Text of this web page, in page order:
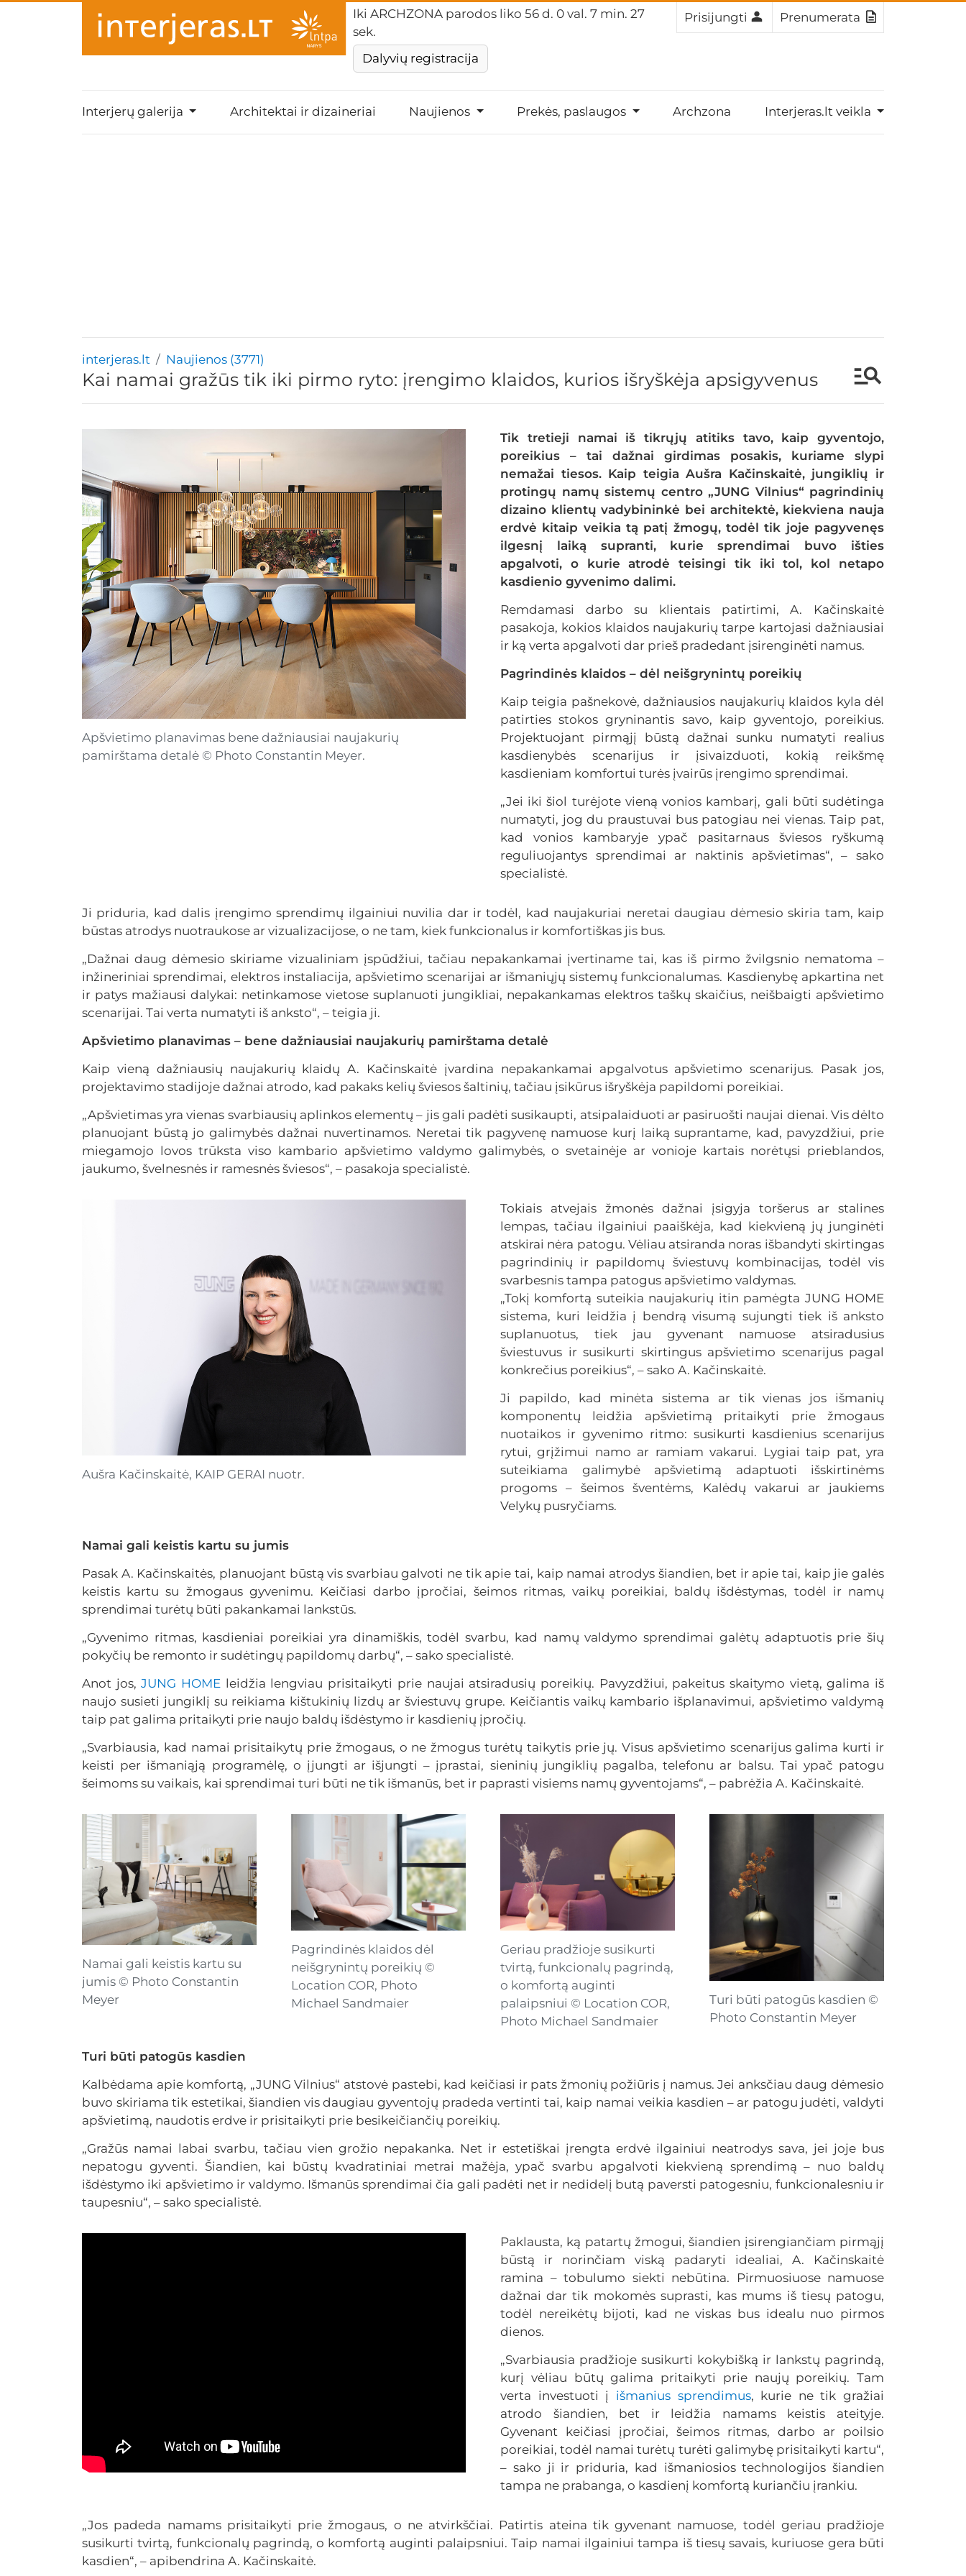
Iki ARCHZONA parodos liko 56 d. 0 val. 7 min. 26
sek.
Dalyvių registracija
Prisijungti Prenumerata
Interjerų galerija Architektai ir dizaineriai Naujienos Prekės, paslaugos Archzona Interjeras.lt veikla
interjeras.lt Naujienos (3771)
Kai namai gražūs tik iki pirmo ryto: įrengimo klaidos, kurios išryškėja apsigyvenus
Apšvietimo planavimas bene dažniausiai naujakurių
pamirštama detalė © Photo Constantin Meyer.
Tik tretieji namai iš tikrųjų atitiks tavo, kaip gyventojo,
poreikius – tai dažnai girdimas posakis, kuriame slypi
nemažai tiesos. Kaip teigia Aušra Kačinskaitė, jungiklių ir
protingų namų sistemų centro „JUNG Vilnius“ pagrindinių
dizaino klientų vadybininkė bei architektė, kiekviena nauja
erdvė kitaip veikia tą patį žmogų, todėl tik joje pagyvenęs
ilgesnį laiką supranti, kurie sprendimai buvo išties
apgalvoti, o kurie atrodė teisingi tik iki tol, kol netapo
kasdienio gyvenimo dalimi.
Remdamasi darbo su klientais patirtimi, A. Kačinskaitė
pasakoja, kokios klaidos naujakurių tarpe kartojasi dažniausiai
ir ką verta apgalvoti dar prieš pradedant įsirenginėti namus.
Pagrindinės klaidos – dėl neišgrynintų poreikių
Kaip teigia pašnekovė, dažniausios naujakurių klaidos kyla dėl
patirties stokos gryninantis savo, kaip gyventojo, poreikius.
Projektuojant pirmąjį būstą dažnai sunku numatyti realius
kasdienybės scenarijus ir įsivaizduoti, kokią reikšmę
kasdieniam komfortui turės įvairūs įrengimo sprendimai.
„Jei iki šiol turėjote vieną vonios kambarį, gali būti sudėtinga
numatyti, jog du praustuvai bus patogiau nei vienas. Taip pat,
kad vonios kambaryje ypač pasitarnaus šviesos ryškumą
reguliuojantys sprendimai ar naktinis apšvietimas“, – sako
specialistė.
Ji priduria, kad dalis įrengimo sprendimų ilgainiui nuvilia dar ir todėl, kad naujakuriai neretai daugiau dėmesio skiria tam, kaip
būstas atrodys nuotraukose ar vizualizacijose, o ne tam, kiek funkcionalus ir komfortiškas jis bus.
„Dažnai daug dėmesio skiriame vizualiniam įspūdžiui, tačiau nepakankamai įvertiname tai, kas iš pirmo žvilgsnio nematoma –
inžineriniai sprendimai, elektros instaliacija, apšvietimo scenarijai ar išmaniųjų sistemų funkcionalumas. Kasdienybę apkartina net
ir patys mažiausi dalykai: netinkamose vietose suplanuoti jungikliai, nepakankamas elektros taškų skaičius, neišbaigti apšvietimo
scenarijai. Tai verta numatyti iš anksto“, – teigia ji.
Apšvietimo planavimas – bene dažniausiai naujakurių pamirštama detalė
Kaip vieną dažniausių naujakurių klaidų A. Kačinskaitė įvardina nepakankamai apgalvotus apšvietimo scenarijus. Pasak jos,
projektavimo stadijoje dažnai atrodo, kad pakaks kelių šviesos šaltinių, tačiau įsikūrus išryškėja papildomi poreikiai.
„Apšvietimas yra vienas svarbiausių aplinkos elementų – jis gali padėti susikaupti, atsipalaiduoti ar pasiruošti naujai dienai. Vis dėlto
planuojant būstą jo galimybės dažnai nuvertinamos. Neretai tik pagyvenę namuose kurį laiką suprantame, kad, pavyzdžiui, prie
miegamojo lovos trūksta viso kambario apšvietimo valdymo galimybės, o svetainėje ar vonioje kartais norėtųsi prieblandos,
jaukumo, švelnesnės ir ramesnės šviesos“, – pasakoja specialistė.
Aušra Kačinskaitė, KAIP GERAI nuotr.
Tokiais atvejais žmonės dažnai įsigyja toršerus ar stalines
lempas, tačiau ilgainiui paaiškėja, kad kiekvieną jų junginėti
atskirai nėra patogu. Vėliau atsiranda noras išbandyti skirtingas
pagrindinių ir papildomų šviestuvų kombinacijas, todėl vis
svarbesnis tampa patogus apšvietimo valdymas.
„Tokį komfortą suteikia naujakurių itin pamėgta JUNG HOME
sistema, kuri leidžia į bendrą visumą sujungti tiek iš anksto
suplanuotus, tiek jau gyvenant namuose atsiradusius
šviestuvus ir susikurti skirtingus apšvietimo scenarijus pagal
konkrečius poreikius“, – sako A. Kačinskaitė.
Ji papildo, kad minėta sistema ar tik vienas jos išmanių
komponentų leidžia apšvietimą pritaikyti prie žmogaus
nuotaikos ir gyvenimo ritmo: susikurti kasdienius scenarijus
rytui, grįžimui namo ar ramiam vakarui. Lygiai taip pat, yra
suteikiama galimybė apšvietimą adaptuoti išskirtinėms
progoms – šeimos šventėms, Kalėdų vakarui ar jaukiems
Velykų pusryčiams.
Namai gali keistis kartu su jumis
Pasak A. Kačinskaitės, planuojant būstą vis svarbiau galvoti ne tik apie tai, kaip namai atrodys šiandien, bet ir apie tai, kaip jie galės
keistis kartu su žmogaus gyvenimu. Keičiasi darbo įpročiai, šeimos ritmas, vaikų poreikiai, baldų išdėstymas, todėl ir namų
sprendimai turėtų būti pakankamai lankstūs.
„Gyvenimo ritmas, kasdieniai poreikiai yra dinamiškis, todėl svarbu, kad namų valdymo sprendimai galėtų adaptuotis prie šių
pokyčių be remonto ir sudėtingų papildomų darbų“, – sako specialistė.
Anot jos,JUNG HOME leidžia lengviau prisitaikyti prie naujai atsiradusių poreikių. Pavyzdžiui, pakeitus skaitymo vietą, galima iš
naujo susieti jungiklį su reikiama kištukinių lizdų ar šviestuvų grupe. Keičiantis vaikų kambario išplanavimui, apšvietimo valdymą
taip pat galima pritaikyti prie naujo baldų išdėstymo ir kasdienių įpročių.
„Svarbiausia, kad namai prisitaikytų prie žmogaus, o ne žmogus turėtų taikytis prie jų. Visus apšvietimo scenarijus galima kurti ir
keisti per išmaniąją programėlę, o įjungti ar išjungti – įprastai, sieninių jungiklių pagalba, telefonu ar balsu. Tai ypač patogu
šeimoms su vaikais, kai sprendimai turi būti ne tik išmanūs, bet ir paprasti visiems namų gyventojams“, – pabrėžia A. Kačinskaitė.
Namai gali keistis kartu su
jumis © Photo Constantin
Meyer
Pagrindinės klaidos dėl
neišgrynintų poreikių ©
Location COR, Photo
Michael Sandmaier
Geriau pradžioje susikurti
tvirtą, funkcionalų pagrindą,
o komfortą auginti
palaipsniui © Location COR,
Photo Michael Sandmaier
Turi būti patogūs kasdien ©
Photo Constantin Meyer
Turi būti patogūs kasdien
Kalbėdama apie komfortą, „JUNG Vilnius“ atstovė pastebi, kad keičiasi ir pats žmonių požiūris į namus. Jei anksčiau daug dėmesio
buvo skiriama tik estetikai, šiandien vis daugiau gyventojų pradeda vertinti tai, kaip namai veikia kasdien – ar patogu judėti, valdyti
apšvietimą, naudotis erdve ir prisitaikyti prie besikeičiančių poreikių.
„Gražūs namai labai svarbu, tačiau vien grožio nepakanka. Net ir estetiškai įrengta erdvė ilgainiui neatrodys sava, jei joje bus
nepatogu gyventi. Šiandien, kai būstų kvadratiniai metrai mažėja, ypač svarbu apgalvoti kiekvieną sprendimą – nuo baldų
išdėstymo iki apšvietimo ir valdymo. Išmanūs sprendimai čia gali padėti net ir nedidelį butą paversti patogesniu, funkcionalesniu ir
taupesniu“, – sako specialistė.
Paklausta, ką patartų žmogui, šiandien įsirengiančiam pirmąjį
būstą ir norinčiam viską padaryti idealiai, A. Kačinskaitė
ramina – tobulumo siekti nebūtina. Pirmuosiuose namuose
dažnai dar tik mokomės suprasti, kas mums iš tiesų patogu,
todėl nereikėtų bijoti, kad ne viskas bus idealu nuo pirmos
dienos.
„Svarbiausia pradžioje susikurti kokybišką ir lankstų pagrindą,
kurį vėliau būtų galima pritaikyti prie naujų poreikių. Tam
verta investuoti į išmanius sprendimus, kurie ne tik gražiai
atrodo šiandien, bet ir leidžia namams keistis ateityje.
Gyvenant keičiasi įpročiai, šeimos ritmas, darbo ar poilsio
poreikiai, todėl namai turėtų turėti galimybę prisitaikyti kartu“,
– sako ji ir priduria, kad išmaniosios technologijos šiandien
tampa ne prabanga, o kasdienį komfortą kuriančiu įrankiu.
„Jos padeda namams prisitaikyti prie žmogaus, o ne atvirkščiai. Patirtis ateina tik gyvenant namuose, todėl geriau pradžioje
susikurti tvirtą, funkcionalų pagrindą, o komfortą auginti palaipsniui. Taip namai ilgainiui tampa iš tiesų savais, kuriuose gera būti
kasdien“, – apibendrina A. Kačinskaitė.